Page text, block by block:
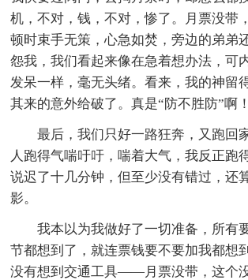
机，不对，钱，不对，惨了。月票没带
顿时束手无策，心急如焚，旁边的弟弟
怨我，我们看起来像在急着想办法，可
发呆一样，毫无头绪。看来，我的神留
其来的意外给破了。真是“防不胜防”啊！
最后，我们只好一路狂奔，又跑回
人跑得气喘吁吁，喘着大气，我反正跑
说迟了十几分钟，但至少没有错过，还
影。
我本以为我做好了一切准备，所有
节都想到了，就连票钱要不要加我都想
没有想到交通工具——月票没带，这个